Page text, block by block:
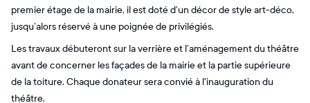
premier étage de la mairie, il est doté d’un décor de style art-déco,
jusqu’alors réservé à une poignée de privilégiés.
Les travaux débuteront sur la verrière et l’aménagement du théâtre
avant de concerner les façades de la mairie et la partie supérieure
de la toiture. Chaque donateur sera convié à l'inauguration du
théâtre.